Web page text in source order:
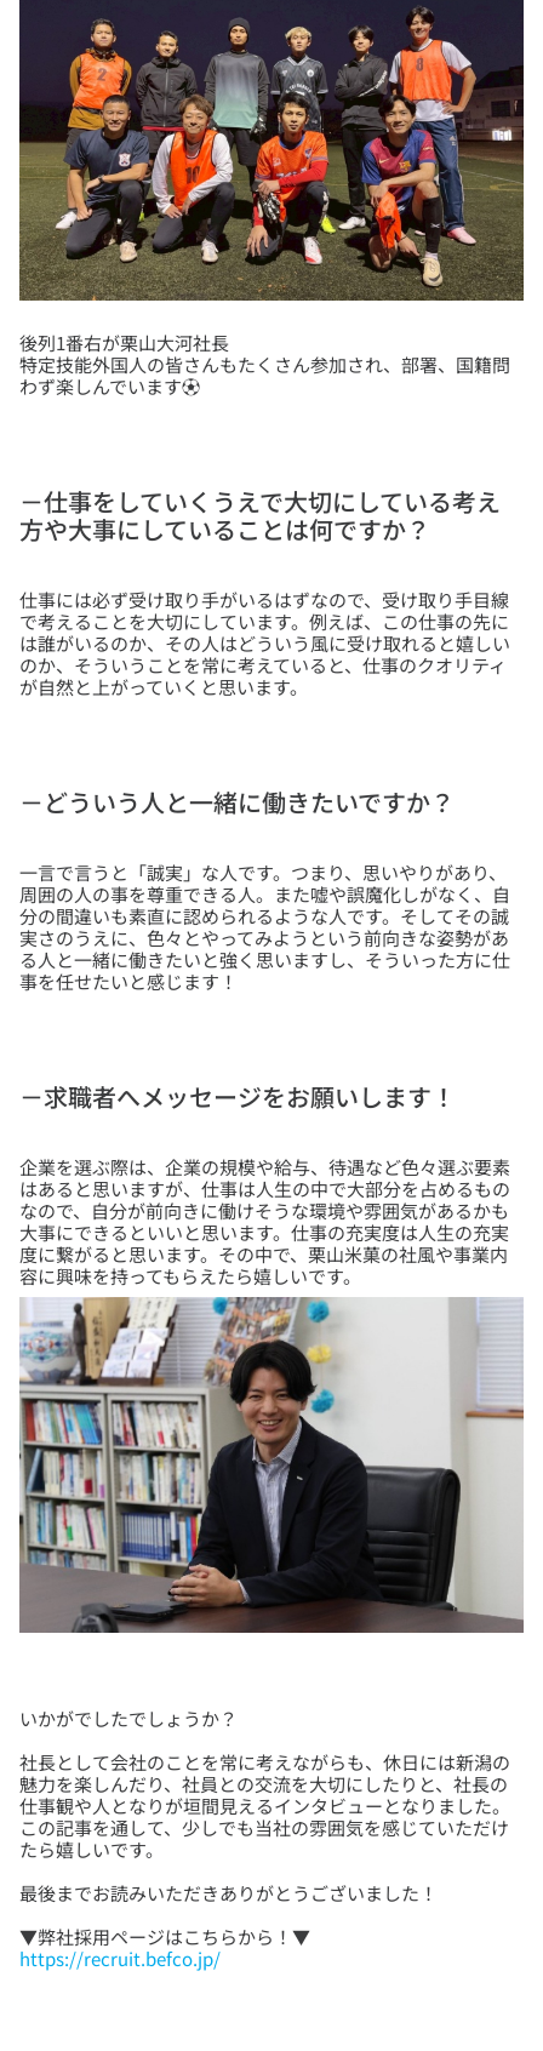
後列1番右が栗山大河社長
特定技能外国人の皆さんもたくさん参加され、部署、国籍問
－仕事をしていくうえで大切にしている考え
方や大事にしていることは何ですか？
仕事には必ず受け取り手がいるはずなので、受け取り手目線
で考えることを大切にしています。例えば、この仕事の先に
は誰がいるのか、その人はどういう風に受け取れると嬉しい
のか、そういうことを常に考えていると、仕事のクオリティ
－どういう人と一緒に働きたいですか？
一言で言うと「誠実」な人です。つまり、思いやりがあり、
周囲の人の事を尊重できる人。また嘘や誤魔化しがなく、自
分の間違いも素直に認められるような人です。そしてその誠
実さのうえに、色々とやってみようという前向きな姿勢があ
る人と一緒に働きたいと強く思いますし、そういった方に仕
－求職者へメッセージをお願いします！
企業を選ぶ際は、企業の規模や給与、待遇など色々選ぶ要素
はあると思いますが、仕事は人生の中で大部分を占めるもの
なので、自分が前向きに働けそうな環境や雰囲気があるかも
大事にできるといいと思います。仕事の充実度は人生の充実
度に繋がると思います。その中で、栗山米菓の社風や事業内
社長として会社のことを常に考えながらも、休日には新潟の
魅力を楽しんだり、社員との交流を大切にしたりと、社長の
仕事観や人となりが垣間見えるインタビューとなりました。
この記事を通して、少しでも当社の雰囲気を感じていただけ
https://recruit.befco.jp/